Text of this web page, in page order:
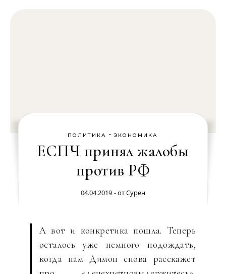
ПОЛИТИКА - ЭКОНОМИКА
ЕСПЧ принял жалобы
против РФ
04.04.2019 - отСурен
А вот и конкретика пошла. Теперь
осталось уже немного подождать,
когда нам Димон снова расскажет